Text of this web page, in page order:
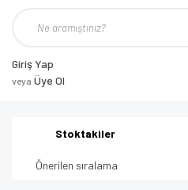
Giriş Yap
veya Üye Ol
Stoktakiler